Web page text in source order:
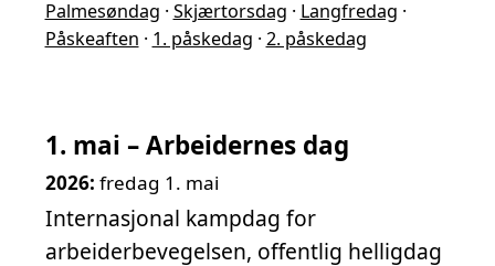
Palmesøndag · Skjærtorsdag · Langfredag ·
Påskeaften · 1. påskedag · 2. påskedag
1. mai – Arbeidernes dag
2026: fredag 1. mai
Internasjonal kampdag for
arbeiderbevegelsen, offentlig helligdag